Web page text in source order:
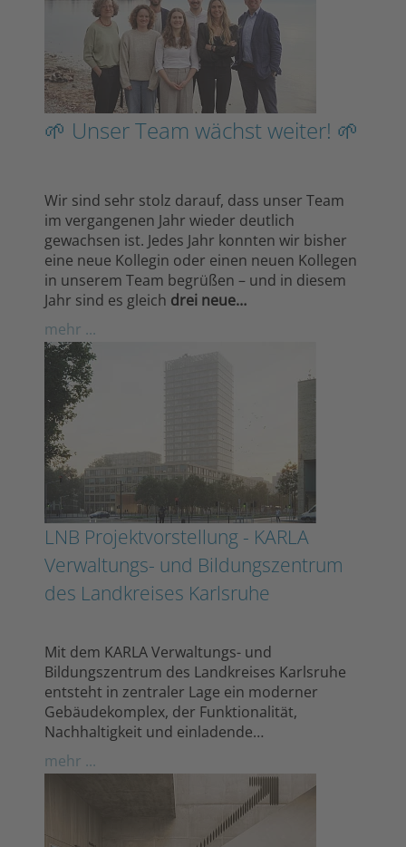
🌱 Unser Team wächst weiter! 🌱
Wir sind sehr stolz darauf, dass unser Team
im vergangenen Jahr wieder deutlich
gewachsen ist. Jedes Jahr konnten wir bisher
eine neue Kollegin oder einen neuen Kollegen
in unserem Team begrüßen – und in diesem
Jahr sind es gleich drei neue…
mehr ...
LNB Projektvorstellung - KARLA
Verwaltungs- und Bildungszentrum
des Landkreises Karlsruhe
Mit dem KARLA Verwaltungs- und
Bildungszentrum des Landkreises Karlsruhe
entsteht in zentraler Lage ein moderner
Gebäudekomplex, der Funktionalität,
Nachhaltigkeit und einladende…
mehr ...